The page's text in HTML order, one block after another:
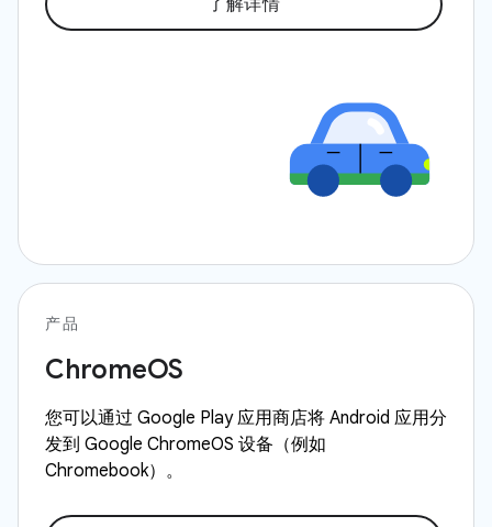
了解详情
产品
ChromeOS
您可以通过 Google Play 应用商店将 Android 应用分
发到 Google ChromeOS 设备（例如
Chromebook）。